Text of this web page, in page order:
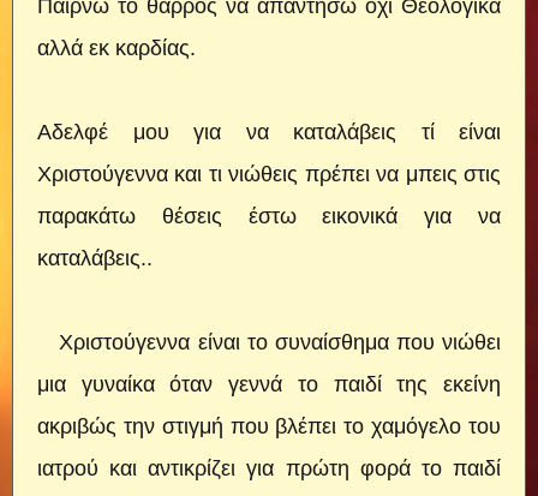
Παίρνω το θάρρος να απαντήσω όχι Θεολογικά
αλλά εκ καρδίας.
Αδελφέ μου για να καταλάβεις τί είναι
Χριστούγεννα και τι νιώθεις πρέπει να μπεις στις
παρακάτω θέσεις έστω εικονικά για να
καταλάβεις..
Χριστούγεννα είναι το συναίσθημα που νιώθει
μια γυναίκα όταν γεννά το παιδί της εκείνη
ακριβώς την στιγμή που βλέπει το χαμόγελο του
ιατρού και αντικρίζει για πρώτη φορά το παιδί